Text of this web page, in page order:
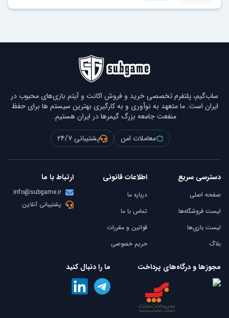
ساب‌گیم، پلتفرم تخصصی خرید و فروش اکانت و آیتم بازی‌های محبوب در
ایران است. ما متعهد به نوآوری و به کارگیری بهترین سیستم ها برای حفظ
منفعت جامعه بزرگ گیمرها در ایران هستیم.
معاملات امن
پشتیبانی ۲۴/۷
دسترسی سریع
صفحه اصلی
لیست فروشگاه‌ها
لیست بازی‌ها
بلاگ
اطلاعات قانونی
درباره ما
تماس با ما
قوانین و مقررات
حریم خصوصی
ارتباط با ما
info@subgame.ir
پشتیبانی آنلاین
مجوزها و درگاه‌های پرداخت ما را دنبال کنید